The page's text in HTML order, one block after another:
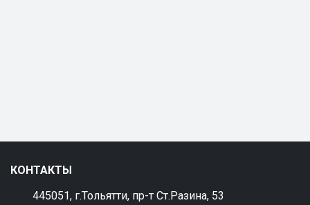
КОНТАКТЫ
445051, г.Тольятти, пр-т Ст.Разина, 53